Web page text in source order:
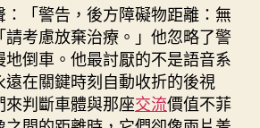
「警告，後方障礙物距離：無
考慮放棄治療。」他忽略了警
地倒車。他最討厭的不是語音系
在關鍵時刻自動收折的後視
判斷車體與那座交流價值不菲